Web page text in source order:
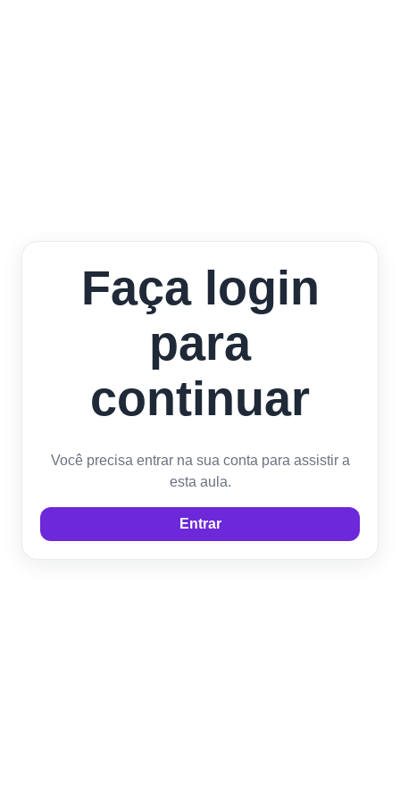
Faça login
para
continuar
Você precisa entrar na sua conta para assistir a
esta aula.
Entrar